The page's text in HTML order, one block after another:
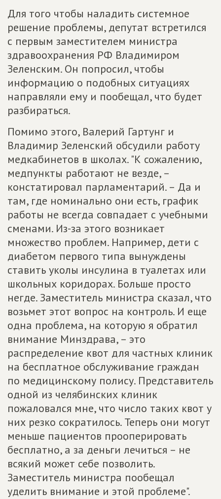
Для того чтобы наладить системное
решение проблемы, депутат встретился
с первым заместителем министра
здравоохранения РФ Владимиром
Зеленским. Он попросил, чтобы
информацию о подобных ситуациях
направляли ему и пообещал, что будет
разбираться.
Помимо этого, Валерий Гартунг и
Владимир Зеленский обсудили работу
медкабинетов в школах. "К сожалению,
медпункты работают не везде, –
констатировал парламентарий. – Да и
там, где номинально они есть, график
работы не всегда совпадает с учебными
сменами. Из-за этого возникает
множество проблем. Например, дети с
диабетом первого типа вынуждены
ставить уколы инсулина в туалетах или
школьных коридорах. Больше просто
негде. Заместитель министра сказал, что
возьмет этот вопрос на контроль. И еще
одна проблема, на которую я обратил
внимание Минздрава, – это
распределение квот для частных клиник
на бесплатное обслуживание граждан
по медицинскому полису. Представитель
одной из челябинских клиник
пожаловался мне, что число таких квот у
них резко сократилось. Теперь они могут
меньше пациентов прооперировать
бесплатно, а за деньги лечиться – не
всякий может себе позволить.
Заместитель министра пообещал
уделить внимание и этой проблеме".